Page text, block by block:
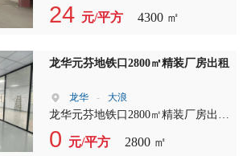
4300平方，宿舍办公室1600平方，电
250过户，空地2000平方，工业用
24 元/平方 4300 ㎡
龙华元芬地铁口2800㎡精装厂房出租
龙华 - 大浪
龙华元芬地铁口2800㎡精装厂房出租
现成前台、独立办公室、会议室、开
阔车间 办公+生产一体化，省去装修
0 元/平方 2800 ㎡